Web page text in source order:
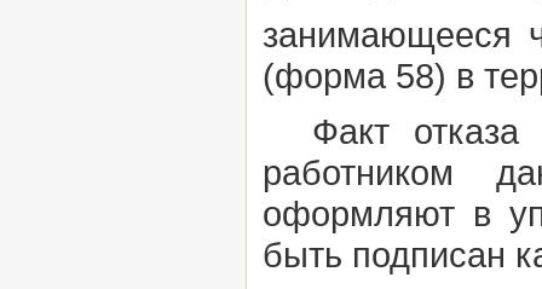
занимающееся
(форма 58) в
Факт отказа
работником
оформляют в
быть подписан